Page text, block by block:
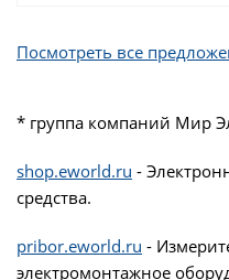
Посмотреть все
* группа компаний Мир
shop.eworld.ru -
средства.
pribor.eworld.ru -
электромонтажное